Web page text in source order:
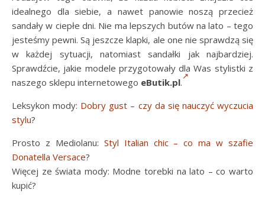
idealnego dla siebie, a nawet panowie noszą przecież
sandały w ciepłe dni. Nie ma lepszych butów na lato – tego
jesteśmy pewni. Są jeszcze klapki, ale one nie sprawdzą się
w każdej sytuacji, natomiast sandałki jak najbardziej.
Sprawdźcie, jakie modele przygotowały dla Was stylistki z
naszego sklepu internetowego eButik.pl.
Leksykon mody: Dobry gust – czy da się nauczyć wyczucia
stylu?
Prosto z Mediolanu: Styl Italian chic – co ma w szafie
Donatella Versace?
Więcej ze świata mody: Modne torebki na lato – co warto
kupić?